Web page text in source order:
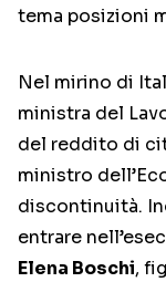
tema posizioni
Nel mirino di
ministra del
del reddito di
ministro
discontinuità.
entrare
Elena Boschi,